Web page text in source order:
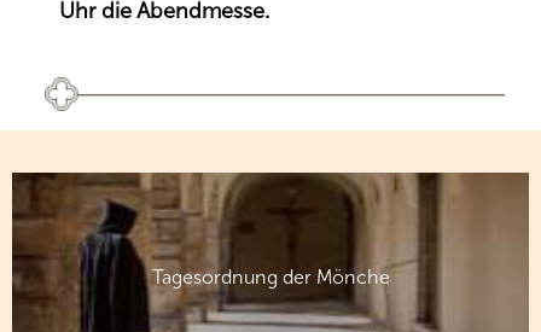
Uhr die Abendmesse.
Tagesordnung der Mönche